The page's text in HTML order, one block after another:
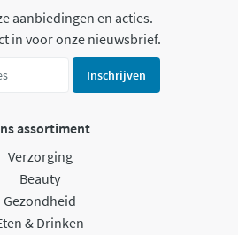
aanbiedingen en acties.
in voor onze nieuwsbrief.
Inschrijven
assortiment
Verzorging
Beauty
Gezondheid
& Drinken